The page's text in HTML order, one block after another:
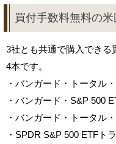
買付手数料無料の
3社とも共通で購入できる
4本です。
・バンガード・トータル
・バンガード・S&P 500
・バンガード・トータル
・SPDR S&P 500 ETFト